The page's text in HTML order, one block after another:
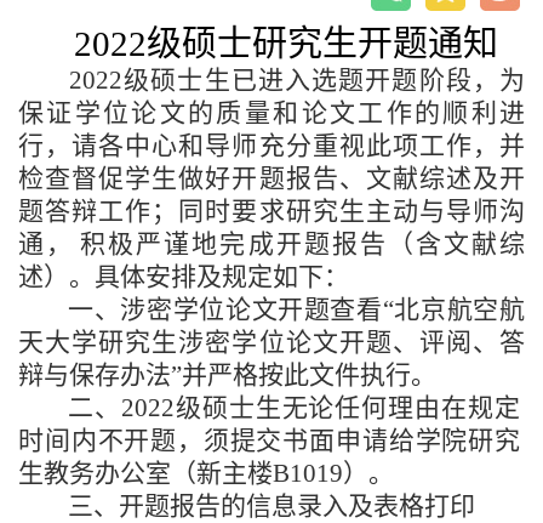
2022级硕士研究生开题通知
2022级硕士生 已进入选题开题阶段，为
保证学位论文的质量和论文工作的顺利 进
行，请各中心和导师充分重视此项工作，并
检查督促学生做好开题报告、文献综述及开
题答辩工作；同时要求研究生主动与导师沟
通，
积极严谨地完成开题报告（含文献综
述）。具体安排及规定如下：
一、涉密学位论文开题查看“北京航空航
天大学研究生涉密学位论文开题、评阅、答
辩与保存办法”并严格按此文件执行。
二、 2022级硕士生无论任何理由在规定
时间内不开题，须提交书面申请给学院研究
生教务办公室（新主楼B1019）。
三、开题报告的信息录入及表格打印